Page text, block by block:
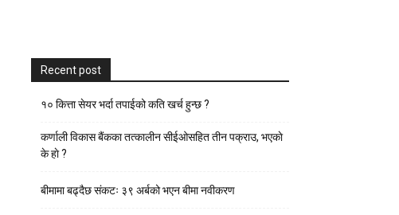
Recent post
१० कित्ता सेयर भर्दा तपाईको कति खर्च हुन्छ ?
कर्णाली विकास बैंकका तत्कालीन सीईओसहित तीन पक्राउ, भएकाे
के हाे ?
बीमामा बढ्दैछ संकटः ३९ अर्बको भएन बीमा नवीकरण